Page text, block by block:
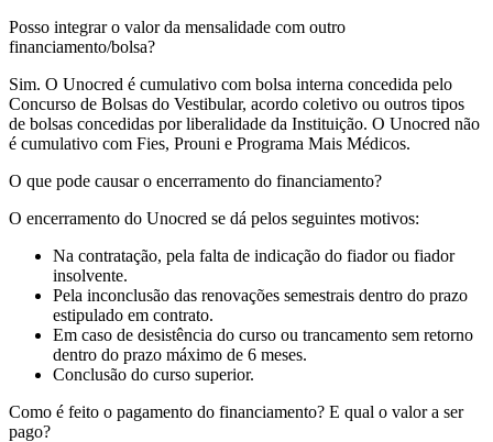
Posso integrar o valor da mensalidade com outro
financiamento/bolsa?
Sim. O Unocred é cumulativo com bolsa interna concedida pelo
Concurso de Bolsas do Vestibular, acordo coletivo ou outros tipos
de bolsas concedidas por liberalidade da Instituição. O Unocred não
é cumulativo com Fies, Prouni e Programa Mais Médicos.
O que pode causar o encerramento do financiamento?
O encerramento do Unocred se dá pelos seguintes motivos:
Na contratação, pela falta de indicação do fiador ou fiador
insolvente.
Pela inconclusão das renovações semestrais dentro do prazo
estipulado em contrato.
Em caso de desistência do curso ou trancamento sem retorno
dentro do prazo máximo de 6 meses.
Conclusão do curso superior.
Como é feito o pagamento do financiamento? E qual o valor a ser
pago?